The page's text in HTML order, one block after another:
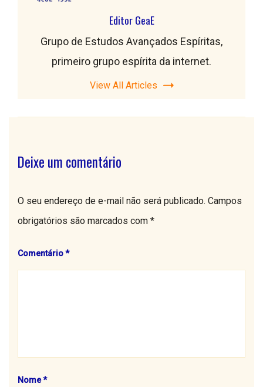
Editor GeaE
Grupo de Estudos Avançados Espíritas,
primeiro grupo espírita da internet.
View All Articles
Deixe um comentário
O seu endereço de e-mail não será publicado. Campos
obrigatórios são marcados com *
Comentário*
Nome*